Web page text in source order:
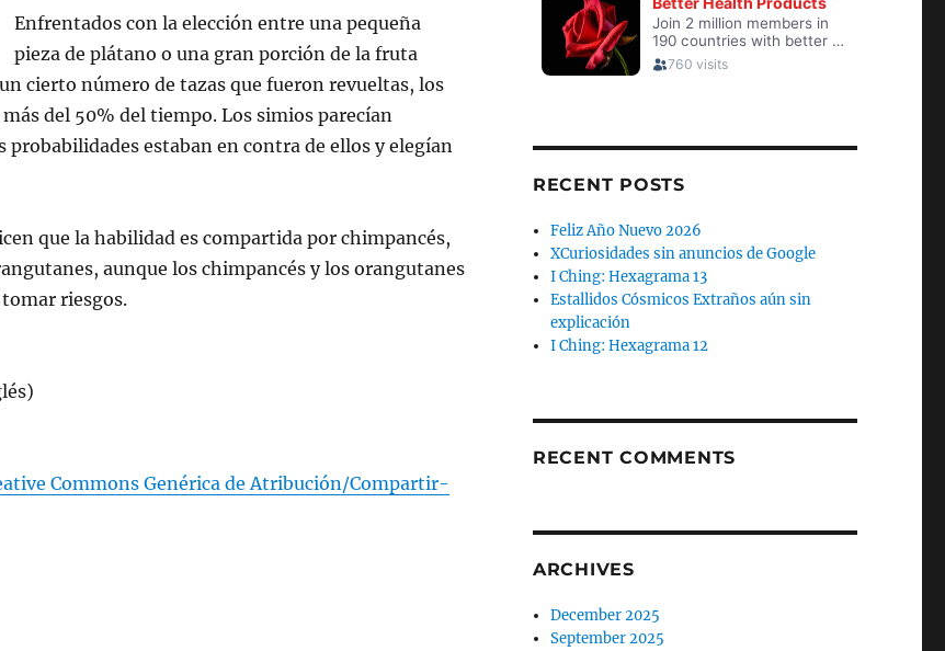
Enfrentados con la elección entre una pequeña
pieza de plátano o una gran porción de la fruta
cierto número de tazas que fueron revueltas, los
del 50% del tiempo. Los simios parecían
estaban en contra de ellos y elegían
que la habilidad es compartida por chimpancés,
aunque los chimpancés y los orangutanes
riesgos.
Commons Genérica de Atribución/Compartir-
RECENT POSTS
Feliz Año Nuevo 2026
XCuriosidades sin anuncios de Google
I Ching: Hexagrama 13
Estallidos Cósmicos Extraños aún sin
explicación
I Ching: Hexagrama 12
RECENT COMMENTS
ARCHIVES
December 2025
September 2025